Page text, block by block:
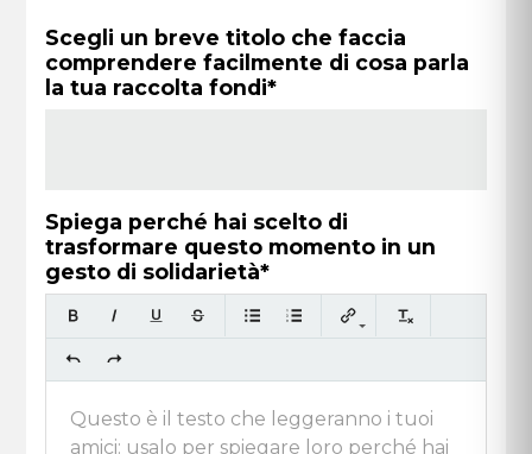
Scegli un breve titolo che faccia
comprendere facilmente di cosa parla
la tua raccolta fondi*
Spiega perché hai scelto di
trasformare questo momento in un
gesto di solidarietà*